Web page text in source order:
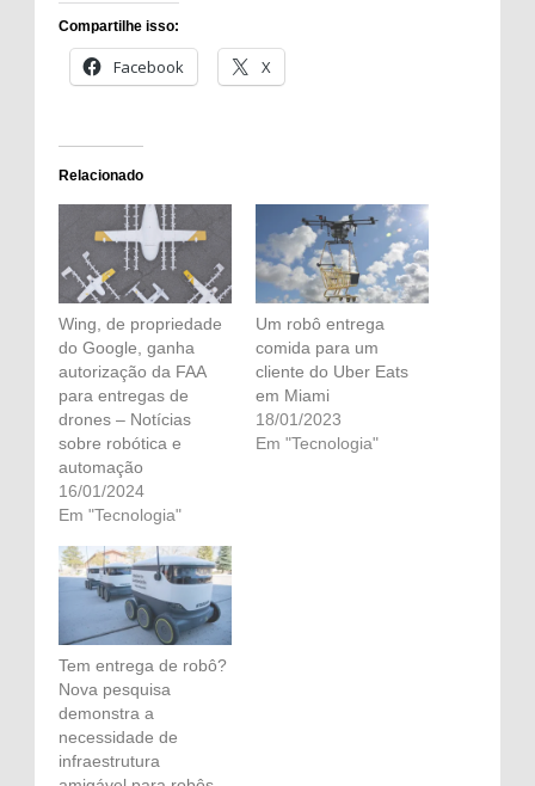
Compartilhe isso:
Facebook X
Relacionado
Wing, de propriedade
do Google, ganha
autorização da FAA
para entregas de
drones – Notícias
sobre robótica e
automação
16/01/2024
Em "Tecnologia"
Um robô entrega
comida para um
cliente do Uber Eats
em Miami
18/01/2023
Em "Tecnologia"
Tem entrega de robô?
Nova pesquisa
demonstra a
necessidade de
infraestrutura